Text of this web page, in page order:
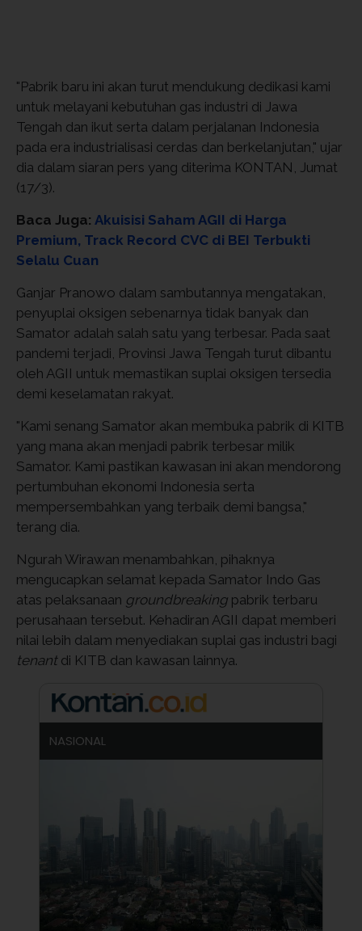
"Pabrik baru ini akan turut mendukung dedikasi kami
untuk melayani kebutuhan gas industri di Jawa
Tengah dan ikut serta dalam perjalanan Indonesia
pada era industrialisasi cerdas dan berkelanjutan," ujar
dia dalam siaran pers yang diterima KONTAN, Jumat
(17/3).
Baca Juga: Akuisisi Saham AGII di Harga
Premium, Track Record CVC di BEI Terbukti
Selalu Cuan
Ganjar Pranowo dalam sambutannya mengatakan,
penyuplai oksigen sebenarnya tidak banyak dan
Samator adalah salah satu yang terbesar. Pada saat
pandemi terjadi, Provinsi Jawa Tengah turut dibantu
oleh AGII untuk memastikan suplai oksigen tersedia
demi keselamatan rakyat.
"Kami senang Samator akan membuka pabrik di KITB
yang mana akan menjadi pabrik terbesar milik
Samator. Kami pastikan kawasan ini akan mendorong
pertumbuhan ekonomi Indonesia serta
mempersembahkan yang terbaik demi bangsa,"
terang dia.
Ngurah Wirawan menambahkan, pihaknya
mengucapkan selamat kepada Samator Indo Gas
atas pelaksanaan groundbreaking pabrik terbaru
perusahaan tersebut. Kehadiran AGII dapat memberi
nilai lebih dalam menyediakan suplai gas industri bagi
tenant di KITB dan kawasan lainnya.
NASIONAL